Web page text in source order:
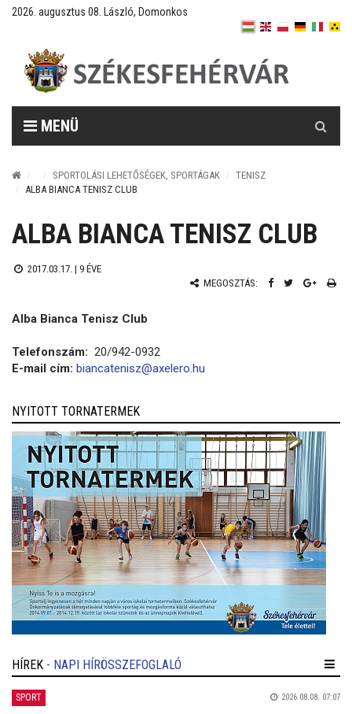
2026. augusztus 08. László, Domonkos
MENÜ
SPORTOLÁSI LEHETŐSÉGEK, SPORTÁGAK
TENISZ
ALBA BIANCA TENISZ CLUB
ALBA BIANCA TENISZ CLUB
2017.03.17. | 9 ÉVE
MEGOSZTÁS:
Alba Bianca Tenisz Club
Telefonszám: 20/942-0932
E-mail cím: biancatenisz@axelero.hu
NYITOTT TORNATERMEK
HÍREK - NAPI HÍRÖSSZEFOGLALÓ
SPORT 2026.08.08. 07:07